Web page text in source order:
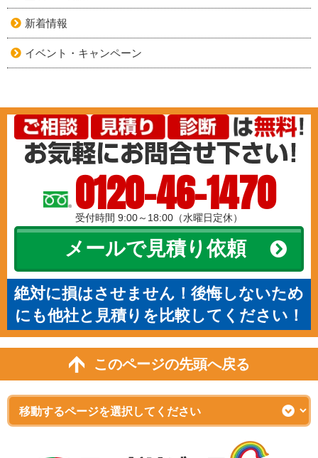
新着情報
イベント・キャンペーン
0120-46-1470
受付時間 9:00～18:00（水曜日定休）
メールで見積り依頼
絶対に損はさせません！後悔しないため
にも他社と見積りを比較してください！
このページの先頭へ戻る